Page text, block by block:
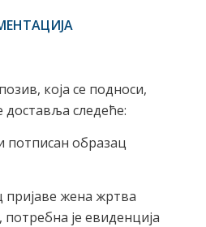
која се подноси,
доставља следеће:
потписан образац
пријаве жена жртва
је евиденција